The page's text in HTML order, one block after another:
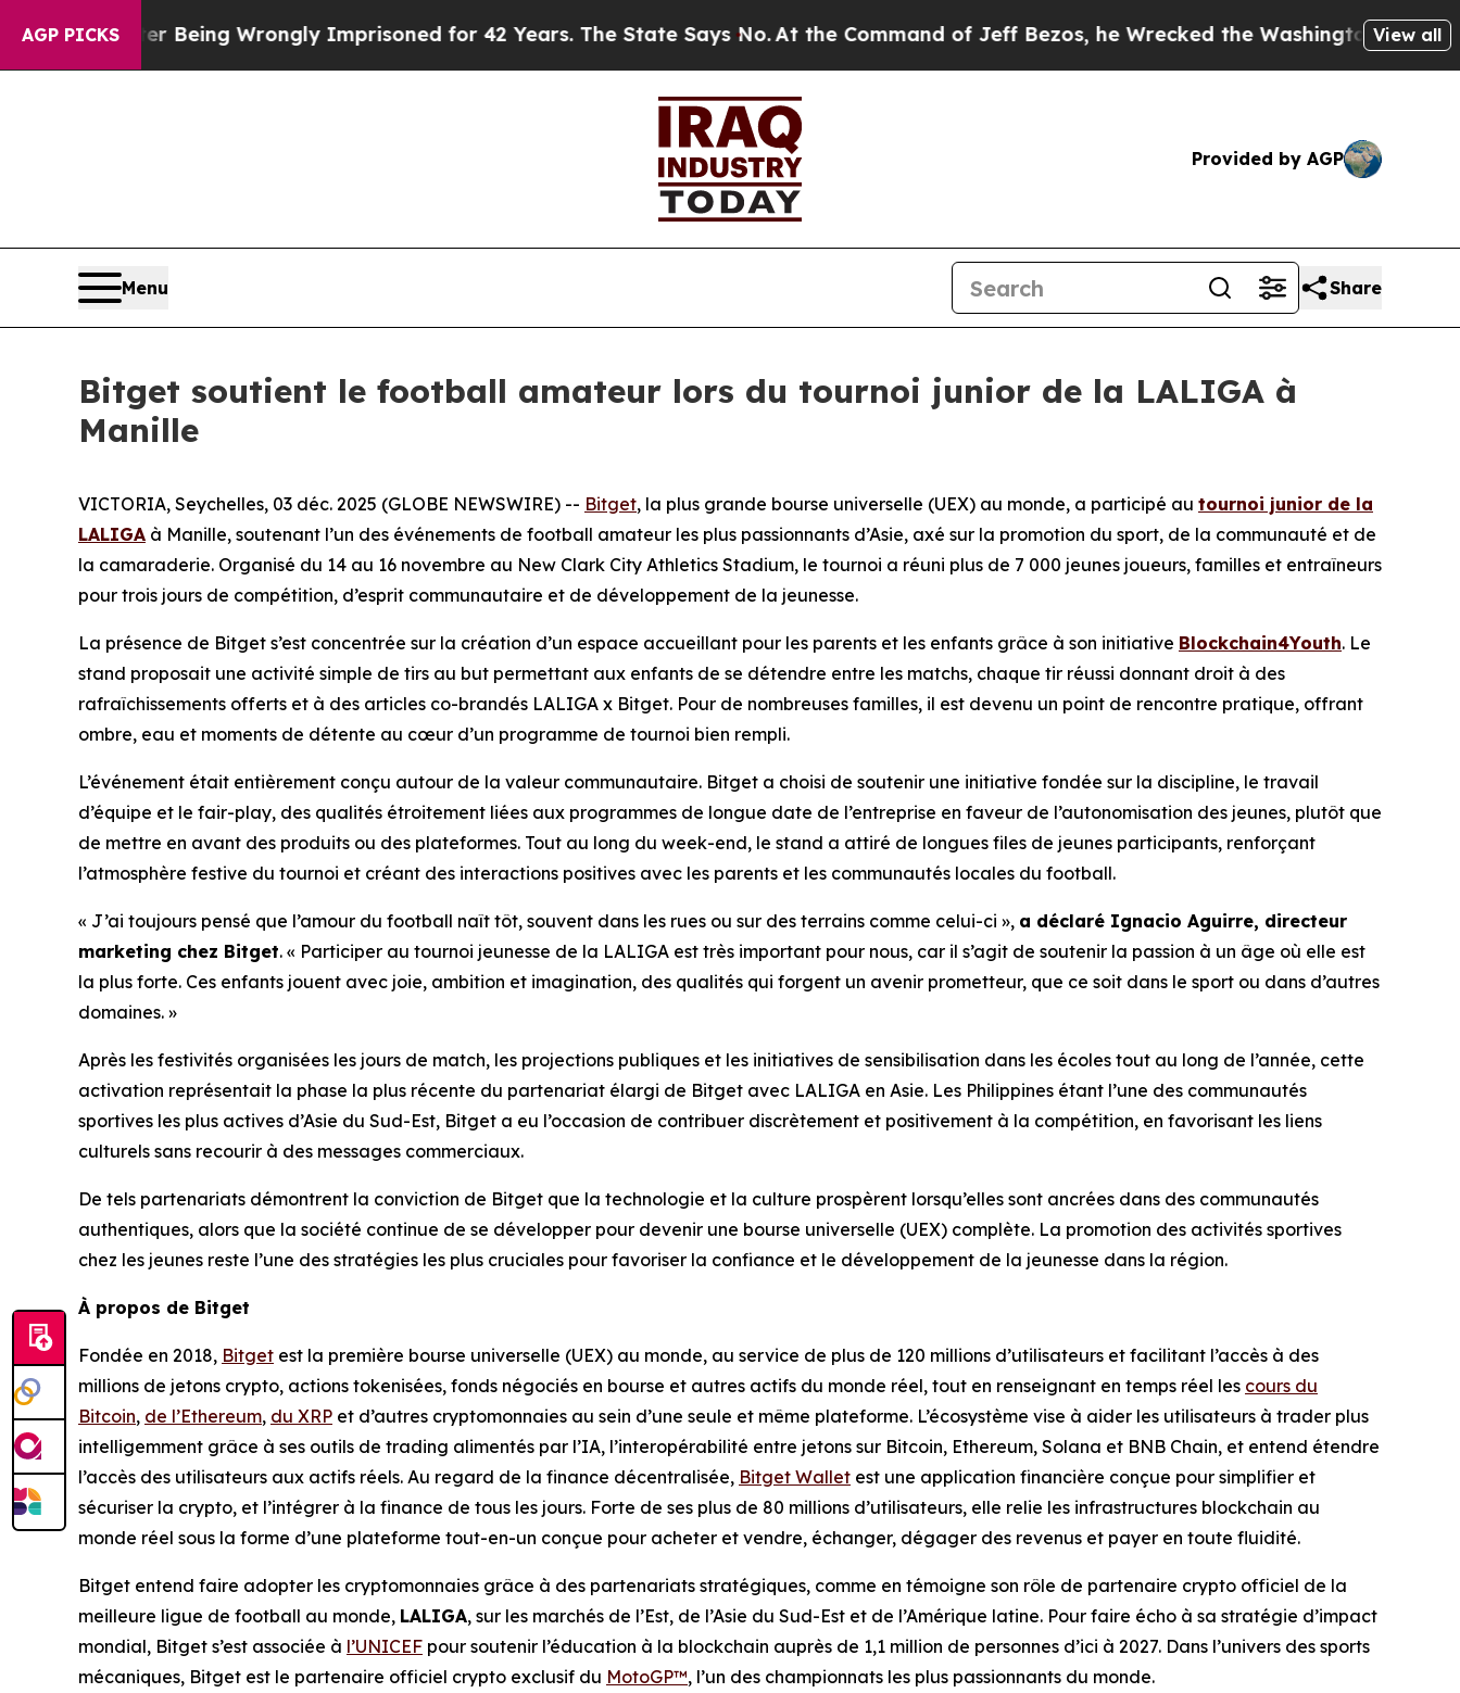
AGP PICKS
After Being Wrongly Imprisoned for 42 Years. The State Says No.At the Command of Jeff Bezos, he Wrecked the Washington Post Opinion
View all
Provided by AGP
Menu Share
Bitget soutient le football amateur lors du tournoi junior de la LALIGA à
Manille
VICTORIA, Seychelles, 03 déc. 2025 (GLOBE NEWSWIRE) -- Bitget, la plus grande bourse universelle (UEX) au monde, a participé au tournoi junior de la
LALIGA à Manille, soutenant l’un des événements de football amateur les plus passionnants d’Asie, axé sur la promotion du sport, de la communauté et de
la camaraderie. Organisé du 14 au 16 novembre au New Clark City Athletics Stadium, le tournoi a réuni plus de 7 000 jeunes joueurs, familles et entraîneurs
pour trois jours de compétition, d’esprit communautaire et de développement de la jeunesse.
La présence de Bitget s’est concentrée sur la création d’un espace accueillant pour les parents et les enfants grâce à son initiative Blockchain4Youth. Le
stand proposait une activité simple de tirs au but permettant aux enfants de se détendre entre les matchs, chaque tir réussi donnant droit à des
rafraîchissements offerts et à des articles co-brandés LALIGA x Bitget. Pour de nombreuses familles, il est devenu un point de rencontre pratique, offrant
ombre, eau et moments de détente au cœur d’un programme de tournoi bien rempli.
L’événement était entièrement conçu autour de la valeur communautaire. Bitget a choisi de soutenir une initiative fondée sur la discipline, le travail
d’équipe et le fair-play, des qualités étroitement liées aux programmes de longue date de l’entreprise en faveur de l’autonomisation des jeunes, plutôt que
de mettre en avant des produits ou des plateformes. Tout au long du week-end, le stand a attiré de longues files de jeunes participants, renforçant
l’atmosphère festive du tournoi et créant des interactions positives avec les parents et les communautés locales du football.
« J’ai toujours pensé que l’amour du football naît tôt, souvent dans les rues ou sur des terrains comme celui-ci », a déclaré Ignacio Aguirre, directeur
marketing chez Bitget. « Participer au tournoi jeunesse de la LALIGA est très important pour nous, car il s’agit de soutenir la passion à un âge où elle est
la plus forte. Ces enfants jouent avec joie, ambition et imagination, des qualités qui forgent un avenir prometteur, que ce soit dans le sport ou dans d’autres
domaines. »
Après les festivités organisées les jours de match, les projections publiques et les initiatives de sensibilisation dans les écoles tout au long de l’année, cette
activation représentait la phase la plus récente du partenariat élargi de Bitget avec LALIGA en Asie. Les Philippines étant l’une des communautés
sportives les plus actives d’Asie du Sud-Est, Bitget a eu l’occasion de contribuer discrètement et positivement à la compétition, en favorisant les liens
culturels sans recourir à des messages commerciaux.
De tels partenariats démontrent la conviction de Bitget que la technologie et la culture prospèrent lorsqu’elles sont ancrées dans des communautés
authentiques, alors que la société continue de se développer pour devenir une bourse universelle (UEX) complète. La promotion des activités sportives
chez les jeunes reste l’une des stratégies les plus cruciales pour favoriser la confiance et le développement de la jeunesse dans la région.
À propos de Bitget
Fondée en 2018, Bitget est la première bourse universelle (UEX) au monde, au service de plus de 120 millions d’utilisateurs et facilitant l’accès à des
millions de jetons crypto, actions tokenisées, fonds négociés en bourse et autres actifs du monde réel, tout en renseignant en temps réel les cours du
Bitcoin, de l’Ethereum, du XRP et d’autres cryptomonnaies au sein d’une seule et même plateforme. L’écosystème vise à aider les utilisateurs à trader plus
intelligemment grâce à ses outils de trading alimentés par l’IA, l’interopérabilité entre jetons sur Bitcoin, Ethereum, Solana et BNB Chain, et entend étendre
l’accès des utilisateurs aux actifs réels. Au regard de la finance décentralisée, Bitget Wallet est une application financière conçue pour simplifier et
sécuriser la crypto, et l’intégrer à la finance de tous les jours. Forte de ses plus de 80 millions d’utilisateurs, elle relie les infrastructures blockchain au
monde réel sous la forme d’une plateforme tout-en-un conçue pour acheter et vendre, échanger, dégager des revenus et payer en toute fluidité.
Bitget entend faire adopter les cryptomonnaies grâce à des partenariats stratégiques, comme en témoigne son rôle de partenaire crypto officiel de la
meilleure ligue de football au monde, LALIGA, sur les marchés de l’Est, de l’Asie du Sud-Est et de l’Amérique latine. Pour faire écho à sa stratégie d’impact
mondial, Bitget s’est associée à l’UNICEF pour soutenir l’éducation à la blockchain auprès de 1,1 million de personnes d’ici à 2027. Dans l’univers des sports
mécaniques, Bitget est le partenaire officiel crypto exclusif du MotoGP™, l’un des championnats les plus passionnants du monde.